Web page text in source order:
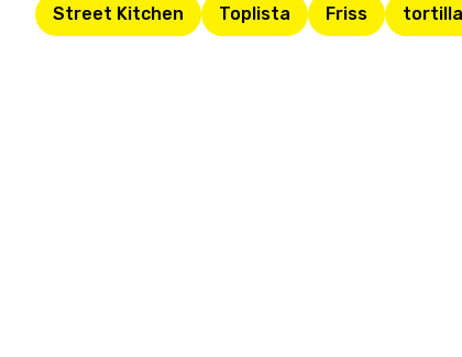
Street Kitchen Toplista Friss tortilla